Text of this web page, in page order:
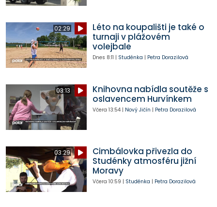
02:29
Léto na koupališti je také o
turnaji v plážovém
volejbale
Dnes 8:11 | Studénka | Petra Dorazilová
03:13
Knihovna nabídla soutěže s
oslavencem Hurvínkem
Včera 13:54| Nový Jičín | Petra Dorazilová
03:29
Cimbálovka přivezla do
Studénky atmosféru jižní
Moravy
Včera 10:59 | Studénka | Petra Dorazilová